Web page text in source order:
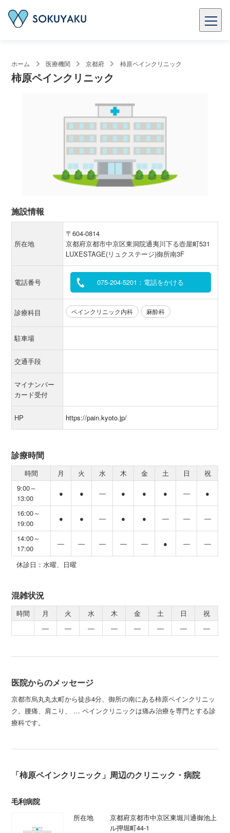
ホーム 医療機関 京都府 柿原ペインクリニック
柿原ペインクリニック
施設情報
所在地
〒604-0814
京都府京都市中京区東洞院通夷川下る壺屋町531
LUXESTAGE(リュクステージ)御所南3F
電話番号 075-204-5201：電話をかける
診療科目 ペインクリニック内科 麻酔科
駐車場
交通手段
マイナンバー
カード受付
HP https://pain.kyoto.jp/
診療時間
時間 月 火 水 木 金 土 日
祝
9:00～
13:00
● ● ― ● ● ● ― ●
16:00～
19:00
● ● ― ● ● ― ― ―
14:00～
17:00
― ― ― ― ― ● ― ―
休診日：水曜、日曜
混雑状況
時間 月 火 水 木 金 土 日
祝
―
― ― ― ― ― ― ―
医院からのメッセージ
京都市烏丸丸太町から徒歩4分、御所の南にある柿原ペインクリニッ
ク。腰痛、肩こり、 … ペインクリニックは痛み治療を専門とする診
療科です。
「柿原ペインクリニック」周辺のクリニック・病院
毛利病院
所在地
京都府京都市中京区東堀川通御池上
ル押堀町44-1